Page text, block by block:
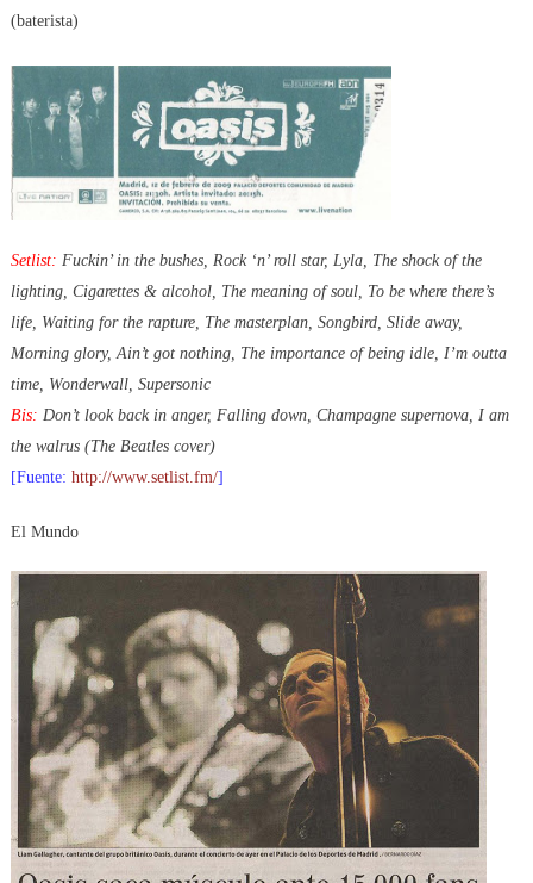
(baterista)
Setlist: Fuckin’ in the bushes, Rock ‘n’ roll star, Lyla, The shock of the
lighting, Cigarettes & alcohol, The meaning of soul, To be where there’s
life, Waiting for the rapture, The masterplan, Songbird, Slide away,
Morning glory, Ain’t got nothing, The importance of being idle, I’m outta
time, Wonderwall, Supersonic
Bis: Don’t look back in anger, Falling down, Champagne supernova, I am
the walrus (The Beatles cover)
[Fuente: http://www.setlist.fm/]
El Mundo